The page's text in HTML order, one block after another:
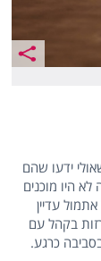
ידעו שהם
היו מוכנים
עדיין
בקהל עם
כרגע.